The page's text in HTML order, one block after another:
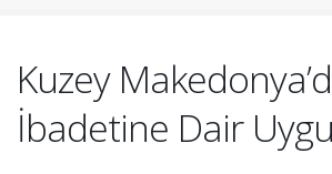
Kuzey
İbadetine Dair